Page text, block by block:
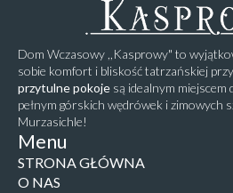
Dom Wczasowy ,,Kasprowy" to
sobie komfort i bliskość tatrzańskiej
przytulne pokoje są idealnym
pełnym górskich wędrówek i zimowych
Murzasichle!
Menu
STRONA GŁÓWNA
O NAS